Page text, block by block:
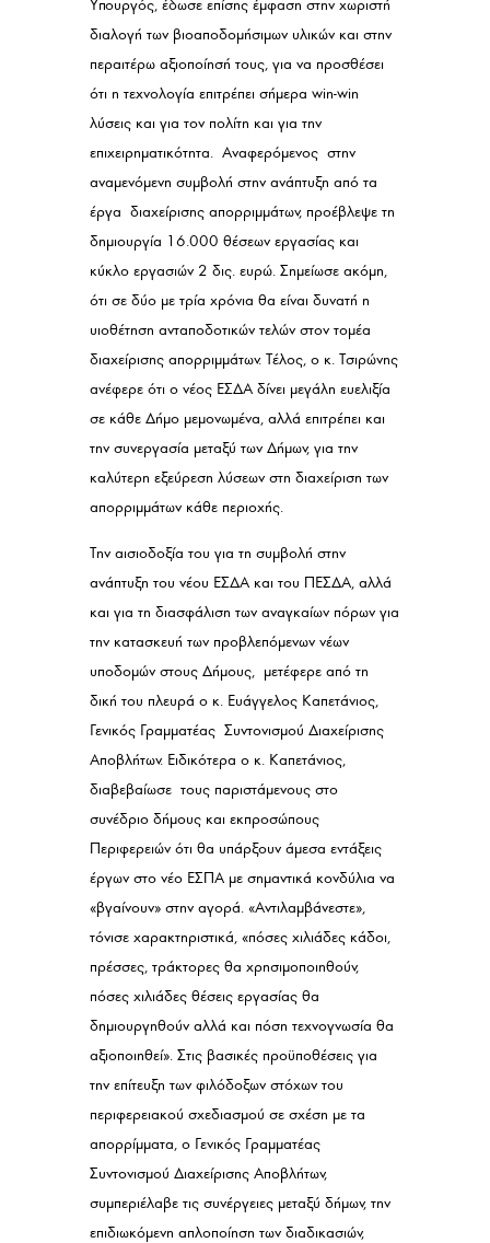
Υπουργός, έδωσε επίσης έμφαση στην χωριστή
διαλογή των βιοαποδομήσιμων υλικών και στην
περαιτέρω αξιοποίησή τους, για να προσθέσει
ότι η τεχνολογία επιτρέπει σήμερα win-win
λύσεις και για τον πολίτη και για την
επιχειρηματικότητα. Αναφερόμενος στην
αναμενόμενη συμβολή στην ανάπτυξη από τα
έργα διαχείρισης απορριμμάτων, προέβλεψε τη
δημιουργία 16.000 θέσεων εργασίας και
κύκλο εργασιών 2 δις. ευρώ. Σημείωσε ακόμη,
ότι σε δύο με τρία χρόνια θα είναι δυνατή η
υιοθέτηση ανταποδοτικών τελών στον τομέα
διαχείρισης απορριμμάτων. Τέλος, ο κ. Τσιρώνης
ανέφερε ότι ο νέος ΕΣΔΑ δίνει μεγάλη ευελιξία
σε κάθε Δήμο μεμονωμένα, αλλά επιτρέπει και
την συνεργασία μεταξύ των Δήμων, για την
καλύτερη εξεύρεση λύσεων στη διαχείριση των
απορριμμάτων κάθε περιοχής.
Την αισιοδοξία του για τη συμβολή στην
ανάπτυξη του νέου ΕΣΔΑ και του ΠΕΣΔΑ, αλλά
και για τη διασφάλιση των αναγκαίων πόρων για
την κατασκευή των προβλεπόμενων νέων
υποδομών στους Δήμους, μετέφερε από τη
δική του πλευρά ο κ. Ευάγγελος Καπετάνιος,
Γενικός Γραμματέας Συντονισμού Διαχείρισης
Αποβλήτων. Ειδικότερα ο κ. Καπετάνιος,
διαβεβαίωσε τους παριστάμενους στο
συνέδριο δήμους και εκπροσώπους
Περιφερειών ότι θα υπάρξουν άμεσα εντάξεις
έργων στο νέο ΕΣΠΑ με σημαντικά κονδύλια να
«βγαίνουν» στην αγορά. «Αντιλαμβάνεστε»,
τόνισε χαρακτηριστικά, «πόσες χιλιάδες κάδοι,
πρέσσες, τράκτορες θα χρησιμοποιηθούν,
πόσες χιλιάδες θέσεις εργασίας θα
δημιουργηθούν αλλά και πόση τεχνογνωσία θα
αξιοποιηθεί». Στις βασικές προϋποθέσεις για
την επίτευξη των φιλόδοξων στόχων του
περιφερειακού σχεδιασμού σε σχέση με τα
απορρίμματα, ο Γενικός Γραμματέας
Συντονισμού Διαχείρισης Αποβλήτων,
συμπεριέλαβε τις συνέργειες μεταξύ δήμων, την
επιδιωκόμενη απλοποίηση των διαδικασιών,